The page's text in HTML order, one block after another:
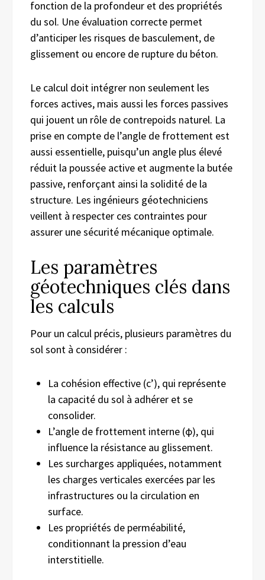
fonction de la profondeur et des propriétés
du sol. Une évaluation correcte permet
d’anticiper les risques de basculement, de
glissement ou encore de rupture du béton.
Le calcul doit intégrer non seulement les
forces actives, mais aussi les forces passives
qui jouent un rôle de contrepoids naturel. La
prise en compte de l’angle de frottement est
aussi essentielle, puisqu’un angle plus élevé
réduit la poussée active et augmente la butée
passive, renforçant ainsi la solidité de la
structure. Les ingénieurs géotechniciens
veillent à respecter ces contraintes pour
assurer une sécurité mécanique optimale.
Les paramètres
géotechniques clés dans
les calculs
Pour un calcul précis, plusieurs paramètres du
sol sont à considérer :
La cohésion effective (c’), qui représente
la capacité du sol à adhérer et se
consolider.
L’angle de frottement interne (φ), qui
influence la résistance au glissement.
Les surcharges appliquées, notamment
les charges verticales exercées par les
infrastructures ou la circulation en
surface.
Les propriétés de perméabilité,
conditionnant la pression d’eau
interstitielle.